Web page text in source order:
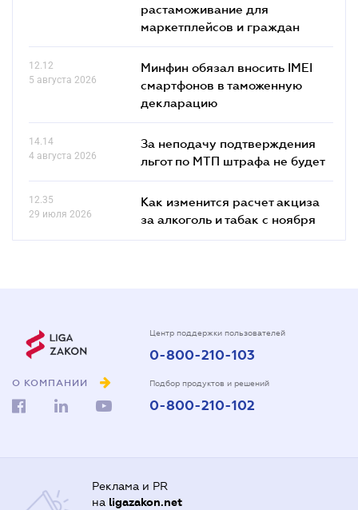
растаможивание для
маркетплейсов и граждан
12.12
5 августа 2026
Минфин обязал вносить IMEI
смартфонов в таможенную
декларацию
14.14
4 августа 2026
За неподачу подтверждения
льгот по МТП штрафа не будет
12.35
29 июля 2026
Как изменится расчет акциза
за алкоголь и табак с ноября
О КОМПАНИИ
Центр поддержки пользователей
0-800-210-103
Подбор продуктов и решений
0-800-210-102
Реклама и PR
на ligazakon.net